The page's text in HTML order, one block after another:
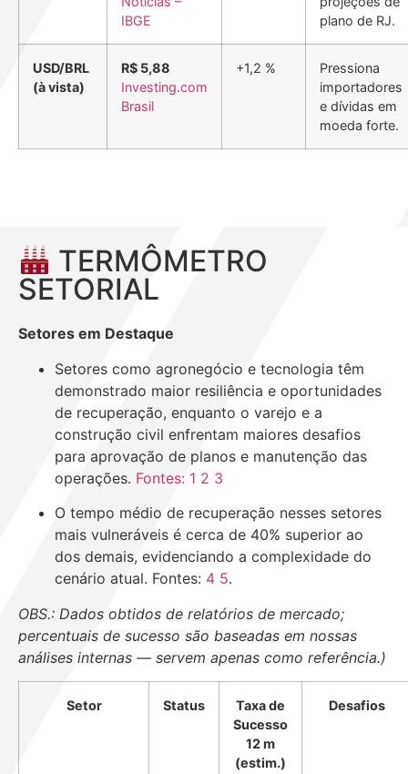
IBGE
plano de RJ.
USD/BRL
(à vista)
R$ 5,88
Investing.com
Brasil
+1,2 %
Pressiona
importadores
e dívidas em
moeda forte.
TERMÔMETRO
SETORIAL
Setores em Destaque
Setores como agronegócio e tecnologia têm
demonstrado maior resiliência e oportunidades
de recuperação, enquanto o varejo e a
construção civil enfrentam maiores desafios
para aprovação de planos e manutenção das
operações. Fontes: 1 2 3
O tempo médio de recuperação nesses setores
mais vulneráveis é cerca de 40% superior ao
dos demais, evidenciando a complexidade do
cenário atual. Fontes: 4 5.
OBS.: Dados obtidos de relatórios de mercado;
percentuais de sucesso são baseadas em nossas
análises internas — servem apenas como referência.)
Setor Status
Taxa de
Sucesso
12 m
(estim.)
Desafios